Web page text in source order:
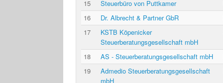
15
Steuerbüro von Puttkamer
16
Dr. Albrecht & Partner GbR
17
KSTB Köpenicker
Steuerberatungsgesellschaft mbH
18 AS - Steuerberatungsgesellschaft mbH
19
Admedio Steuerberatungsgesellschaft
mbH